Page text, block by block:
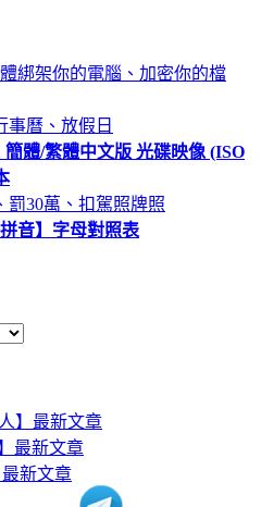
綁架你的電腦、加密你的檔
事曆、放假日
簡體/繁體中文版 光碟映像 (ISO
罰30萬、扣駕照牌照
音】字母對照表